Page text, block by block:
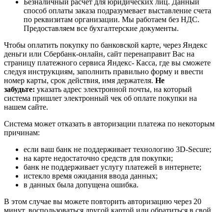
способ оплаты заказа подразумевает выставление счета
по реквизитам организации. Мы работаем без НДС.
Предоставляем все бухгалтерские документы.
Чтобы оплатить покупку по банковской карте, через Яндекс
деньги или Сбербанк-онлайн, сайт перенаправит Вас на
страницу платежного сервиса Яндекс- Касса, где вы сможете
следуя инструкциям, заполнить правильно форму и ввести
номер карты, срок действия, имя держателя. Не
забудьте: указать адрес электронной почты, на который
система пришлет электронный чек об оплате покупки на
нашем сайте.
Система может отказать в авторизации платежа по некоторым
причинам:
если ваш банк не поддерживает технологию 3D-Secure;
на карте недостаточно средств для покупки;
банк не поддерживает услугу платежей в интернете;
истекло время ожидания ввода данных;
в данных была допущена ошибка.
В этом случае вы можете повторить авторизацию через 20
минут, воспользоваться другой картой или обратиться в свой